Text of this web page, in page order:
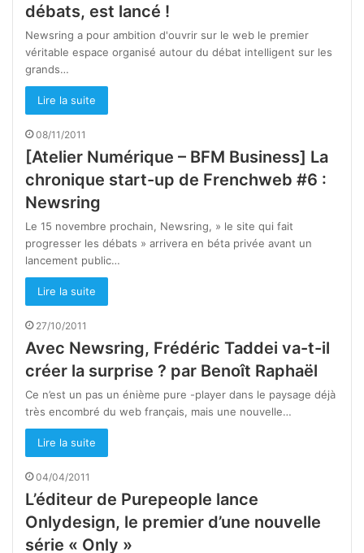
débats, est lancé !
Newsring a pour ambition d'ouvrir sur le web le premier
véritable espace organisé autour du débat intelligent sur les
grands…
Lire la suite
08/11/2011
[Atelier Numérique – BFM Business] La
chronique start-up de Frenchweb #6 :
Newsring
Le 15 novembre prochain, Newsring, » le site qui fait
progresser les débats » arrivera en béta privée avant un
lancement public…
Lire la suite
27/10/2011
Avec Newsring, Frédéric Taddei va-t-il
créer la surprise ? par Benoît Raphaël
Ce n’est un pas un énième pure -player dans le paysage déjà
très encombré du web français, mais une nouvelle…
Lire la suite
04/04/2011
L’éditeur de Purepeople lance
Onlydesign, le premier d’une nouvelle
série « Only »